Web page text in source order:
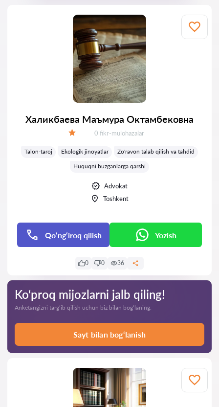
Халикбаева Маъмура Октамбековна
Fikrlar:
0 fikr-mulohazalar
Talon-taroj Ekologik jinoyatlar
Zo'ravon talab qilish va tahdid
Huquqni buzganlarga qarshi
Advokat
Toshkent
Qo‘ng‘iroq qilish Yozish
0 0 36
Ko‘proq mijozlarni jalb qiling!
Anketangizni targ‘ib qilish uchun biz bilan bog‘laning.
Sayt bilan bog‘lanish